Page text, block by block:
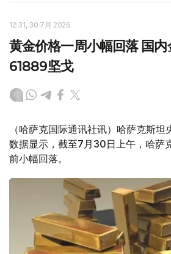
12:31, 30 7月 2026
黄金价格一周小幅回落 国
61889坚戈
（哈萨克国际通讯社讯）哈萨克斯
数据显示，截至7月30日上午，哈萨
前小幅回落。